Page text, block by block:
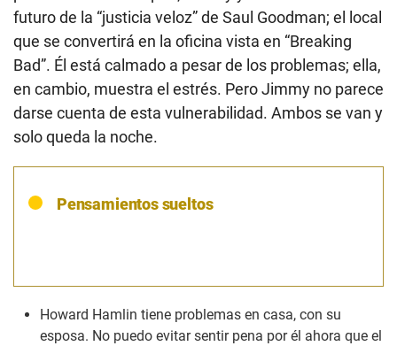
futuro de la “justicia veloz” de Saul Goodman; el local
que se convertirá en la oficina vista en “Breaking
Bad”. Él está calmado a pesar de los problemas; ella,
en cambio, muestra el estrés. Pero Jimmy no parece
darse cuenta de esta vulnerabilidad. Ambos se van y
solo queda la noche.
Pensamientos sueltos
Howard Hamlin tiene problemas en casa, con su
esposa. No puedo evitar sentir pena por él ahora que el